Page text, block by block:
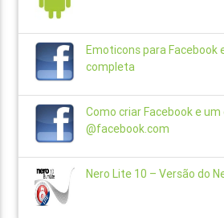
Emoticons para Facebook
completa
Como criar Facebook e um
@facebook.com
Nero Lite 10 – Versão do